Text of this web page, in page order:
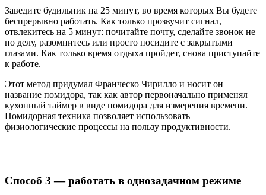
Заведите будильник на 25 минут, во время которых Вы будете
беспрерывно работать. Как только прозвучит сигнал,
отвлекитесь на 5 минут: почитайте почту, сделайте звонок не
по делу, разомнитесь или просто посидите с закрытыми
глазами. Как только время отдыха пройдет, снова приступайте
к работе.
Этот метод придумал Франческо Чирилло и носит он
название помидора, так как автор первоначально применял
кухонный таймер в виде помидора для измерения времени.
Помидорная техника позволяет использовать
физиологические процессы на пользу продуктивности.
Способ 3 — работать в однозадачном режиме